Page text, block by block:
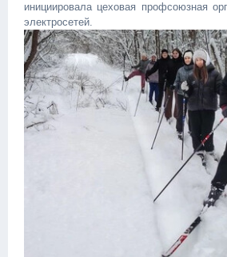
инициировала цеховая профсоюзная
электросетей.